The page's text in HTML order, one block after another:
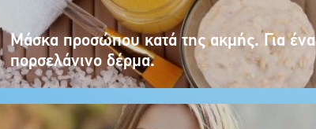
Μάσκα προσώπου κατά της ακμής. Για ένα
πορσελάνινο δέρμα.